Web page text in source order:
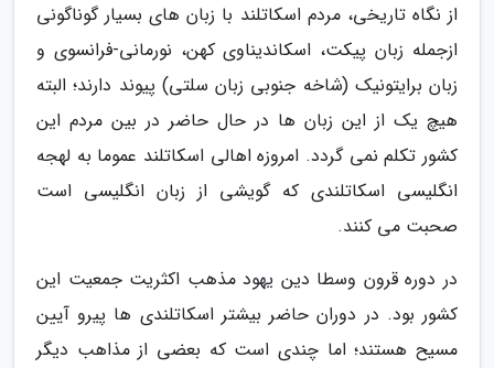
از نگاه تاریخی، مردم اسکاتلند با زبان های بسیار گوناگونی
ازجمله زبان پیکت، اسکاندیناوی کهن، نورمانی-فرانسوی و
زبان برایتونیک (شاخه جنوبی زبان سلتی) پیوند دارند؛ البته
هیچ یک از این زبان ها در حال حاضر در بین مردم این
کشور تکلم نمی گردد. امروزه اهالی اسکاتلند عموما به لهجه
انگلیسی اسکاتلندی که گویشی از زبان انگلیسی است
صحبت می کنند.
در دوره قرون وسطا دین یهود مذهب اکثریت جمعیت این
کشور بود. در دوران حاضر بیشتر اسکاتلندی ها پیرو آیین
مسیح هستند؛ اما چندی است که بعضی از مذاهب دیگر